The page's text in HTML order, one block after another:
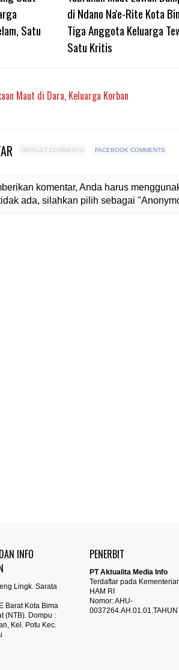
Satu
di Ndano Na'e-Rite Kota
Tiga Anggota Keluarga
Satu Kritis
Maut di Dara, Keluarga Korban
DEFAULT COMMENTS FACEBOOK COMMENTS
komentar, Anda harus
ada, silahkan pilih sebagai
INFO
Lingk. Sarata
Barat Kota Bima
(NTB). Dompu :
Kel. Potu Kec.
PENERBIT
PT Aktualita Media Info
Terdaftar pada
HAM RI
Nomor: AHU-